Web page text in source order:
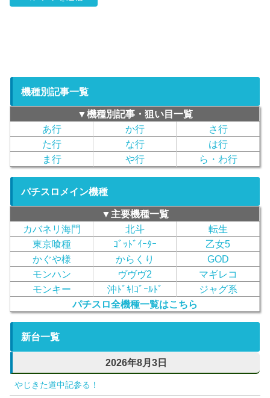
機種別記事一覧
▼機種別記事・狙い目一覧
あ行
か行
さ行
た行
な行
は行
ま行
や行 ら・わ行
パチスロメイン機種
▼主要機種一覧
カバネリ海門
北斗
転生
東京喰種
ｺﾞｯﾄﾞｲｰﾀｰ
乙女5
かぐや様
からくり
GOD
モンハン
ヴヴヴ2
マギレコ
モンキー
沖ﾄﾞｷ!ｺﾞｰﾙﾄﾞ
ジャグ系
パチスロ全機種一覧はこちら
新台一覧
2026年8月3日
やじきた道中記参る！